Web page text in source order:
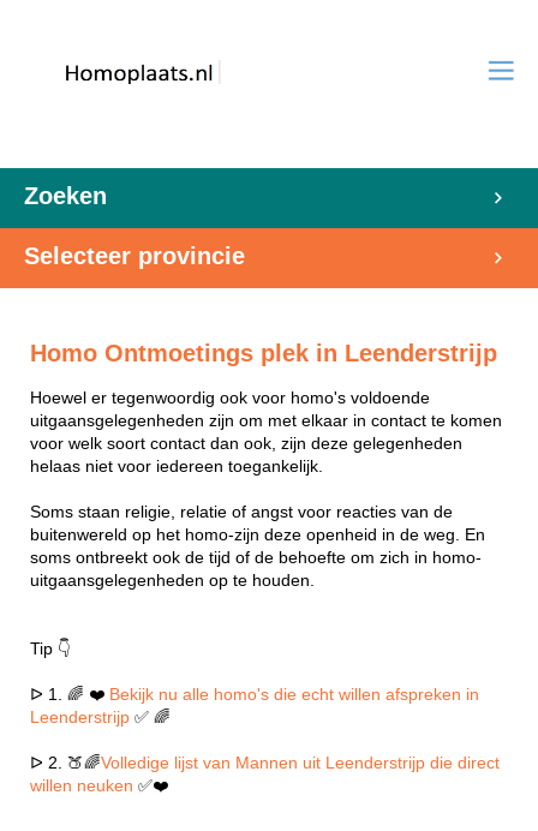
Zoeken
Selecteer provincie
Homo Ontmoetings plek in Leenderstrijp
Hoewel er tegenwoordig ook voor homo's voldoende
uitgaansgelegenheden zijn om met elkaar in contact te komen
voor welk soort contact dan ook, zijn deze gelegenheden
helaas niet voor iedereen toegankelijk.
Soms staan religie, relatie of angst voor reacties van de
buitenwereld op het homo-zijn deze openheid in de weg. En
soms ontbreekt ook de tijd of de behoefte om zich in homo-
uitgaansgelegenheden op te houden.
Tip 👇
ᐅ 1. 🌈 ❤️ Bekijk nu alle homo's die echt willen afspreken in
Leenderstrijp ✅ 🌈
ᐅ 2. 🍑🌈Volledige lijst van Mannen uit Leenderstrijp die direct
willen neuken ✅❤️